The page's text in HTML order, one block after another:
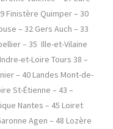
Finistère Quimper – 30
– 32 Gers Auch – 33
– 35 Ille-et-Vilaine
et-Loire Tours 38 –
– 40 Landes Mont-de-
St-Étienne – 43 –
Nantes – 45 Loiret
Agen – 48 Lozère